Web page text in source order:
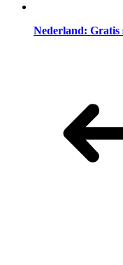
Nederland: Gratis